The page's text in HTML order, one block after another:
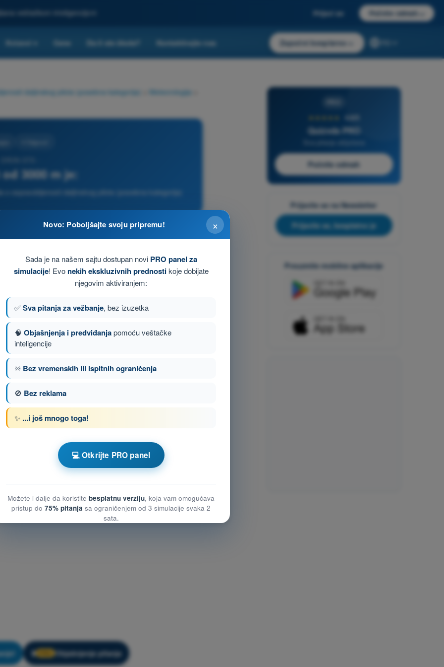
veštačkom inteligencijom Prijavi se Počnite odmah
Kvizovi Cene Da li ste škola? Kontaktirajte nas Započni besplatno
daljinskog pilota (posebna kategorija) Meteorologija
3000 m je:
osposobljenosti daljinskog pilota (posebna kategorija)
115 od 136 Sledeće pitanje
DRON STS - Potvrda o osposobljenosti
vežbanje DRON STS - Meteorologija
🔒 Objašnjenje pitanja
4,6/5
Quizvds PRO
Počnite odmah
Prijavite se na Newsletter
Prijavite se, besplatno je
Preuzmite mobilne aplikacije
×
Novo: Poboljšajte svoju pripremu!
Sada je na našem sajtu dostupan novi PRO panel za
simulacije! Evo nekih ekskluzivnih prednostikoje dobijate
njegovim aktiviranjem:
✅Sva pitanja za vežbanje, bez izuzetka
🧠 Objašnjenja i predviđanjapomoću veštačke
inteligencije
♾️ Bez vremenskih ili ispitnih ograničenja
🚫 Bez reklama
✨ ...i još mnogo toga!
💻 Otkrijte PRO panel
Možete i dalje da koristite besplatnu verziju, koja vam omogućava
pristup do 75% pitanja sa ograničenjem od 3 simulacije svaka 2
sata.